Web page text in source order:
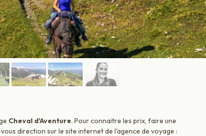
Cheval d'Aventure. Pour connaitre les prix, faire une
direction sur le site internet de l'agence de voyage :